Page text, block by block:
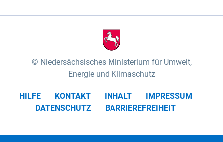
Niedersächsisches Ministerium für Umwelt,
Energie und Klimaschutz
HILFE KONTAKT INHALT
IMPRESSUM
DATENSCHUTZ
BARRIEREFREIHEIT